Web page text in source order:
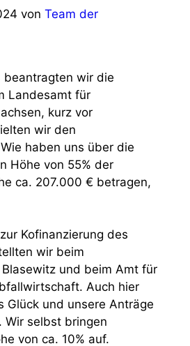
von Team der
beantragten wir die
Landesamt für
kurz vor
wir den
haben uns über die
Höhe von 55% der
ca. 207.000 € betragen,
Kofinanzierung des
wir beim
und beim Amt für
Auch hier
Glück und unsere Anträge
selbst bringen
von ca. 10% auf.